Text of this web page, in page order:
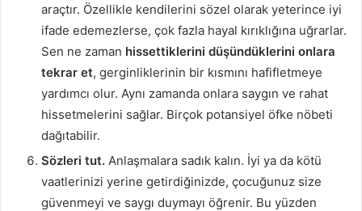
araçtır. Özellikle kendilerini sözel olarak yeterince iyi
ifade edemezlerse, çok fazla hayal kırıklığına uğrarlar.
Sen ne zaman hissettiklerini düşündüklerini onlara
tekrar et, gerginliklerinin bir kısmını hafifletmeye
yardımcı olur. Aynı zamanda onlara saygın ve rahat
hissetmelerini sağlar. Birçok potansiyel öfke nöbeti
dağıtabilir.
Sözleri tut. Anlaşmalara sadık kalın. İyi ya da kötü
vaatlerinizi yerine getirdiğinizde, çocuğunuz size
güvenmeyi ve saygı duymayı öğrenir. Bu yüzden